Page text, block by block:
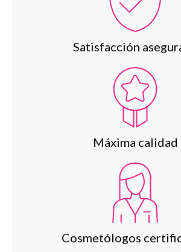
Satisfacción
Máxima calidad
Cosmetólogos